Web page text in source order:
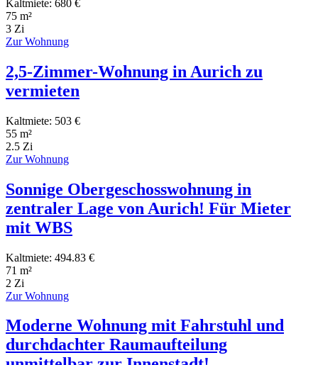
Kaltmiete: 680 €
75 m²
3 Zi
Zur Wohnung
2,5-Zimmer-Wohnung in Aurich zu
vermieten
Kaltmiete: 503 €
55 m²
2.5 Zi
Zur Wohnung
Sonnige Obergeschosswohnung in
zentraler Lage von Aurich! Für Mieter
mit WBS
Kaltmiete: 494.83 €
71 m²
2 Zi
Zur Wohnung
Moderne Wohnung mit Fahrstuhl und
durchdachter Raumaufteilung